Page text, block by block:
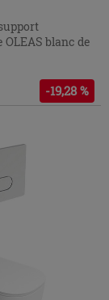
blanc de
-19,28 %